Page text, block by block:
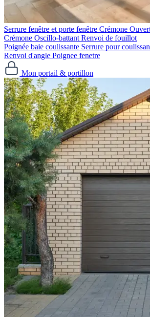
Serrure fenêtre et porte fenêtre
Crémone Oscillo-battant Renvoi de fouillot
Poignée baie coulissante Serrure pour
Renvoi d'angle Poignee fenetre
Mon portail & portillon